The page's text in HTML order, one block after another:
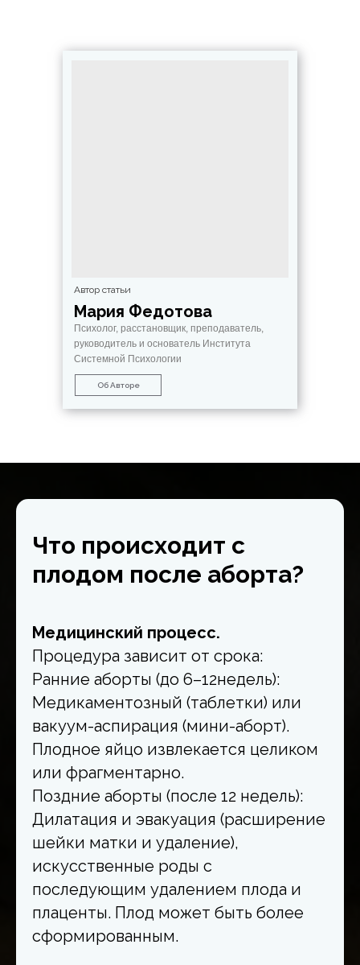
Психолог, расстановщик, преподаватель,
руководитель и основатель Института
Системной Психологии
Автор статьи
Мария Федотова
Об Авторе
Что происходит с
плодом после аборта?
Медицинский процесс.
Процедура зависит от срока:
Ранние аборты (до 6–12недель):
Медикаментозный (таблетки) или
вакуум-аспирация (мини-аборт).
Плодное яйцо извлекается целиком
или фрагментарно.
Поздние аборты (после 12 недель):
Дилатация и эвакуация (расширение
шейки матки и удаление),
искусственные роды с
последующим удалением плода и
плаценты. Плод может быть более
сформированным.